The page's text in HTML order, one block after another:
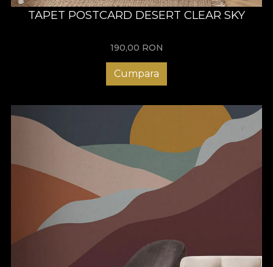
TAPET POSTCARD DESERT CLEAR SKY
190,00 RON
Cumpara